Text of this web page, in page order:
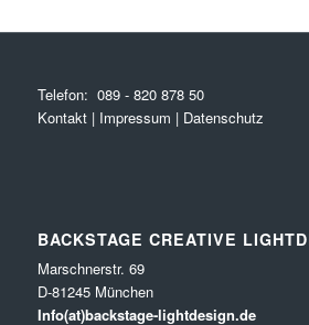
Telefon: 089 - 820 878 50
Kontakt| Impressum | Datenschutz
BACKSTAGE CREATIVE
Marschnerstr. 69
D-81245 München
Info(at)backstage-lightdesign.de